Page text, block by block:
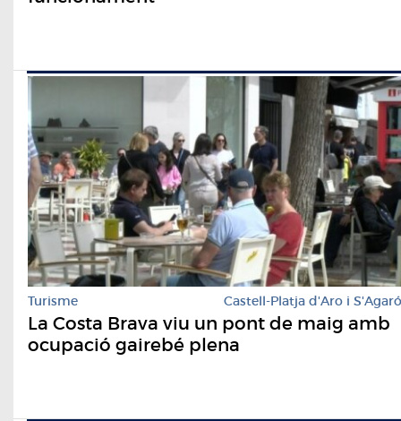
Turisme Castell-Platja d'Aro i S'Agaró
La Costa Brava viu un pont de maig amb
ocupació gairebé plena